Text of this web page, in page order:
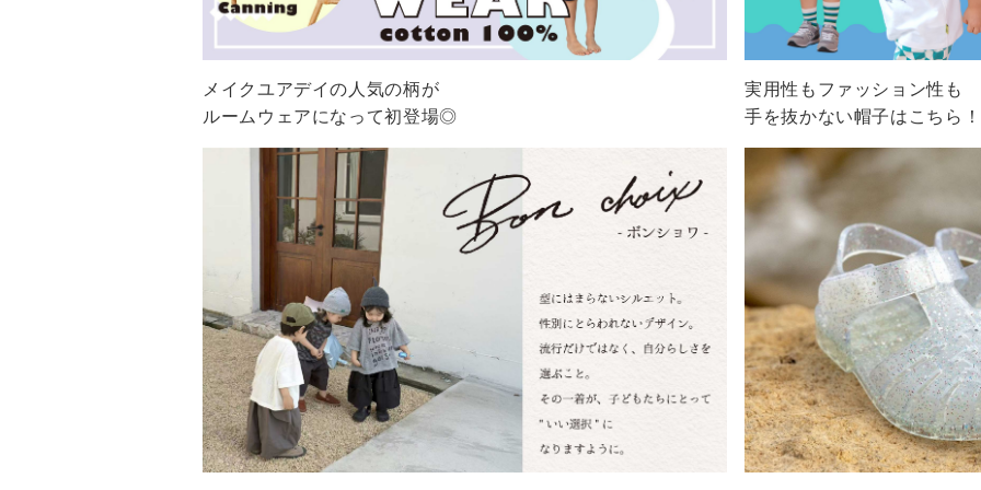
メイクユアデイの人気の柄が
ルームウェアになって初登場◎
実用性もファッション性も
手を抜かない帽子はこちら！